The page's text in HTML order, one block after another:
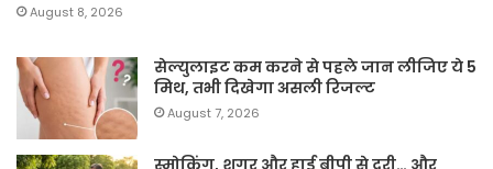
August 8, 2026
सेल्युलाइट कम करने से पहले जान लीजिए ये 5
मिथ, तभी दिखेगा असली रिजल्ट
August 7, 2026